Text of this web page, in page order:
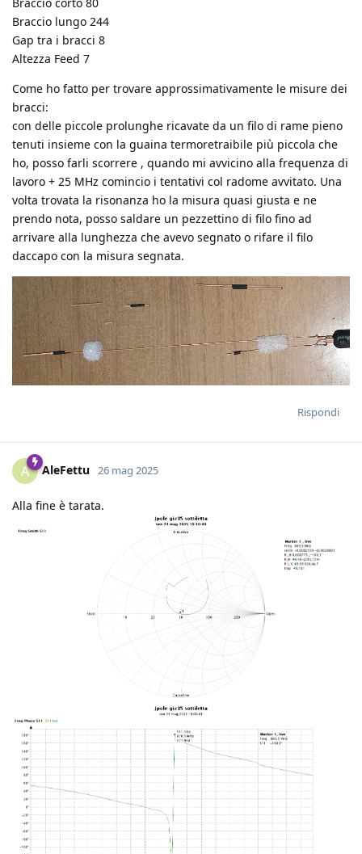
Braccio corto 80
Braccio lungo 244
Gap tra i bracci 8
Altezza Feed 7
Come ho fatto per trovare approssimativamente le misure dei
bracci:
con delle piccole prolunghe ricavate da un filo di rame pieno
tenuti insieme con la guaina termoretraibile più piccola che
ho, posso farli scorrere , quando mi avvicino alla frequenza di
lavoro + 25 MHz comincio i tentativi col radome avvitato. Una
volta trovata la risonanza ho la misura quasi giusta e ne
prendo nota, posso saldare un pezzettino di filo fino ad
arrivare alla lunghezza che avevo segnato o rifare il filo
daccapo con la misura segnata.
Rispondi
A AleFettu 26 mag 2025
Alla fine è tarata.